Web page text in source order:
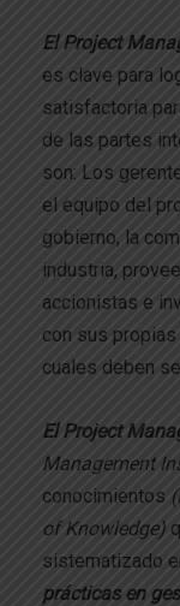
El Project
es clave para
satisfactoria
de las partes
son: Los
el equipo del
gobierno, la
industria,
accionistas e
con sus
cuales deben
El Project
Management
conocimientos
of Knowledge)
sistematizado
prácticas en